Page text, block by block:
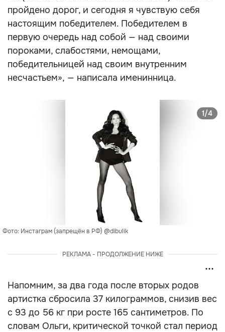
пройдено дорог, и сегодня я чувствую себя
настоящим победителем. Победителем в
первую очередь над собой — над своими
пороками, слабостями, немощами,
победительницей над своим внутренним
несчастьем», — написала именинница.
Фото: Инстаграм (запрещён в РФ) @dibulik
1/4
РЕКЛАМА - ПРОДОЛЖЕНИЕ НИЖЕ
Напомним, за два года после вторых родов
артистка сбросила 37 килограммов, снизив вес
с 93 до 56 кг при росте 165 сантиметров. По
словам Ольги, критической точкой стал период